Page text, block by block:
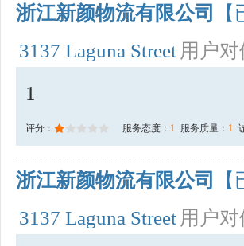
浙江新颜物流有限公司
3137 Laguna Street 用户
1
评分： 服务态度： 1 服务质量： 1
浙江新颜物流有限公司
3137 Laguna Street 用户